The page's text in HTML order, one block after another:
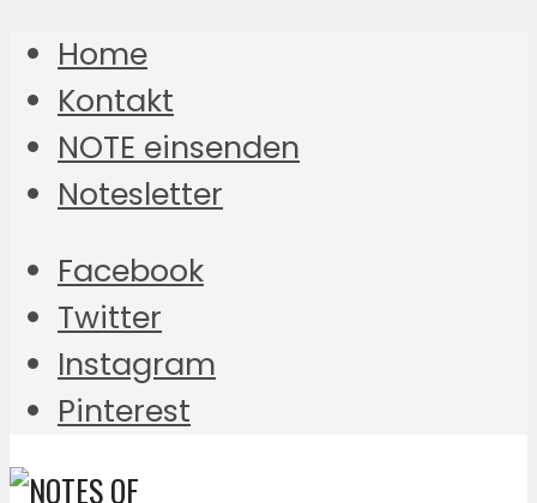
Home
Kontakt
NOTE einsenden
Notesletter
Facebook
Twitter
Instagram
Pinterest